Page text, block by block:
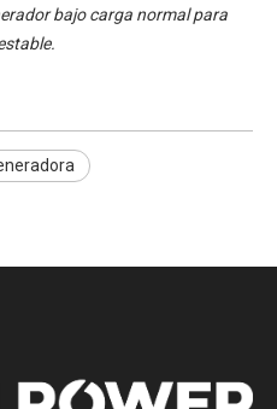
bajo carga normal para